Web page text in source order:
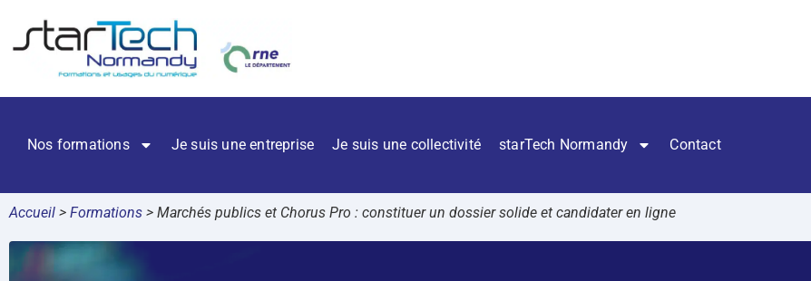
Nos formations Je suis une entreprise Je suis une collectivité starTech Normandy Contact
Accueil > Formations > Marchés publics et Chorus Pro : constituer un dossier solide et candidater en ligne